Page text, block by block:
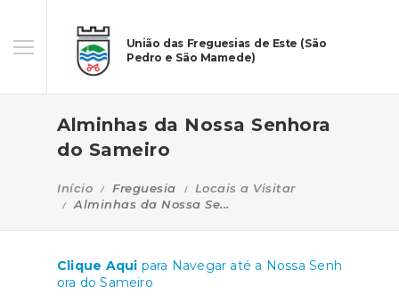
União das Freguesias de Este (São
Pedro e São Mamede)
Alminhas da Nossa Senhora
do Sameiro
Início Freguesia
Locais a Visitar
Alminhas da Nossa Se...
Clique Aqui para Navegar até a Nossa Senh
ora do Sameiro